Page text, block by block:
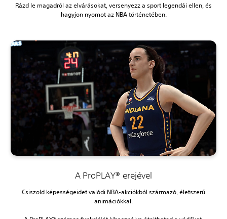
Rázd le magadról az elvárásokat, versenyezz a sport legendái ellen, és
hagyjon nyomot az NBA történetében.
A ProPLAY® erejével
Csiszold képességeidet valódi NBA-akciókból származó, életszerű
animációkkal.